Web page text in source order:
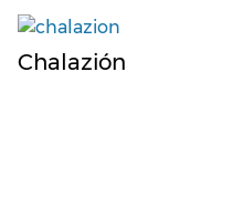
Chalazión